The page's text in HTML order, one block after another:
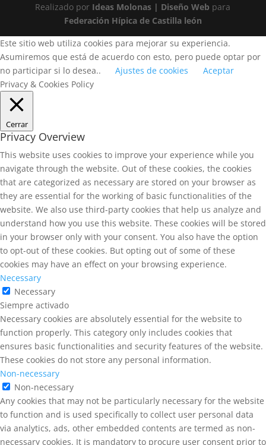
Realizado por Ideas Molonas | Diseño Web para
Federación Hípica de Castilla león
Este sitio web utiliza cookies para mejorar su experiencia.
Asumiremos que está de acuerdo con esto, pero puede optar por
no participar si lo desea..
Ajustes de cookies
Aceptar
Privacy & Cookies Policy
Cerrar
Privacy Overview
This website uses cookies to improve your experience while you
navigate through the website. Out of these cookies, the cookies
that are categorized as necessary are stored on your browser as
they are essential for the working of basic functionalities of the
website. We also use third-party cookies that help us analyze and
understand how you use this website. These cookies will be stored
in your browser only with your consent. You also have the option
to opt-out of these cookies. But opting out of some of these
cookies may have an effect on your browsing experience.
Necessary
Necessary
Siempre activado
Necessary cookies are absolutely essential for the website to
function properly. This category only includes cookies that
ensures basic functionalities and security features of the website.
These cookies do not store any personal information.
Non-necessary
Non-necessary
Any cookies that may not be particularly necessary for the website
to function and is used specifically to collect user personal data
via analytics, ads, other embedded contents are termed as non-
necessary cookies. It is mandatory to procure user consent prior to